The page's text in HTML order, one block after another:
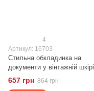
4
Артикул: 16703
Стильна обкладинка на
документи у вінтажній шкірі
Слава ЗСУ GRANDE PELLE
16703 Чорна
657 грн 864 грн